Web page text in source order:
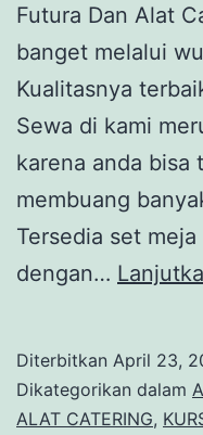
Futura Dan Alat
banget melalui
Kualitasnya
Sewa di kami
karena anda bisa
membuang
Tersedia set
dengan…
Diterbitkan April 23,
Dikategorikan dalam
ALAT CATERING,